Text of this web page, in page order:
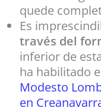
quede
Es
través del
inferior de
ha habilitado
Modesto
en